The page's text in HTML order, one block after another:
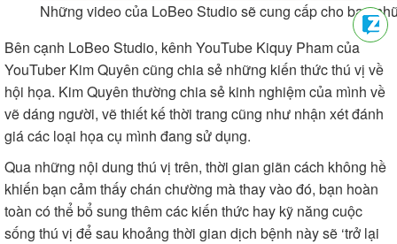
Những video của LoBeo Studio sẽ cung cấp cho bạn
Bên cạnh LoBeo Studio, kênh YouTube Kiquy Phamcủa
YouTuber Kim Quyên cũng chia sẻ những kiến thức thú vị về
hội họa. Kim Quyên thường chia sẻ kinh nghiệm của mình về
vẽ dáng người, vẽ thiết kế thời trang cũng như nhận xét đánh
giá các loại họa cụ mình đang sử dụng.
Qua những nội dung thú vị trên, thời gian giãn cách không hề
khiến bạn cảm thấy chán chường mà thay vào đó, bạn hoàn
toàn có thể bổ sung thêm các kiến thức hay kỹ năng cuộc
sống thú vị để sau khoảng thời gian dịch bệnh này sẽ ‘trở lại